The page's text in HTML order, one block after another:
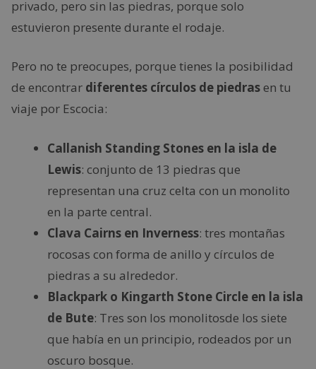
privado, pero sin las piedras, porque solo
estuvieron presente durante el rodaje.
Pero no te preocupes, porque tienes la posibilidad
de encontrar diferentes círculos de piedrasen tu
viaje por Escocia:
Callanish Standing Stones en la isla de
Lewis: conjunto de 13 piedras que
representan una cruz celta con un monolito
en la parte central.
Clava Cairns en Inverness: tres montañas
rocosas con forma de anillo y círculos de
piedras a su alrededor.
Blackpark o Kingarth Stone Circle en la isla
de Bute: Tres son los monolitosde los siete
que había en un principio, rodeados por un
oscuro bosque.